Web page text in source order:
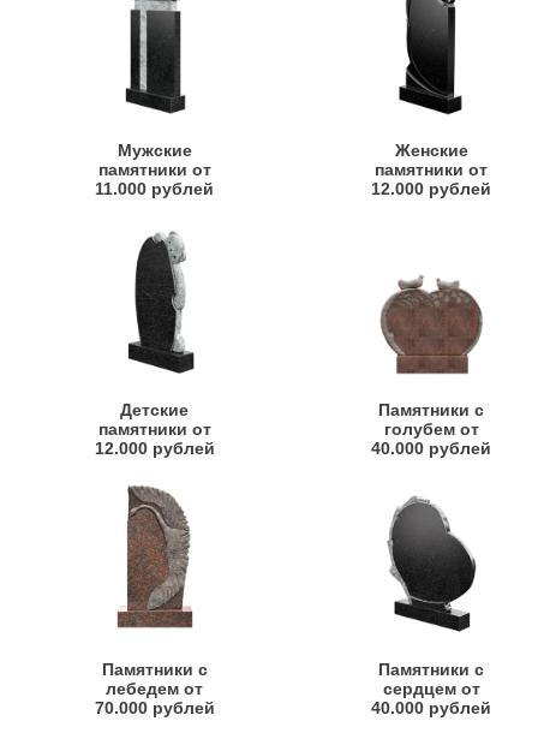
Мужские
памятники от
11.000 рублей
Женские
памятники от
12.000 рублей
Детские
памятники от
12.000 рублей
Памятники с
голубем от
40.000 рублей
Памятники с
лебедем от
70.000 рублей
Памятники с
сердцем от
40.000 рублей